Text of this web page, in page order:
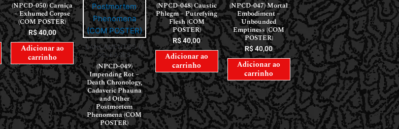
(NPCD-050) Carniça
– Exhumed Corpse
(COM POSTER)
R$40,00
Adicionar ao
carrinho
LANÇAMENTOS //
RELEASES
(NPCD-049)
Impending Rot –
Death Chronology,
Cadaveric Phauna
and Other
Postmortem
Phenomena (COM
POSTER)
(NPCD-048) Caustic
Phlegm – Putrefying
Flesh (COM
POSTER)
R$40,00
Adicionar ao
carrinho
(NPCD-047) Mortal
Embodiment –
Unbounded
Emptiness (COM
POSTER)
R$40,00
Adicionar ao
carrinho